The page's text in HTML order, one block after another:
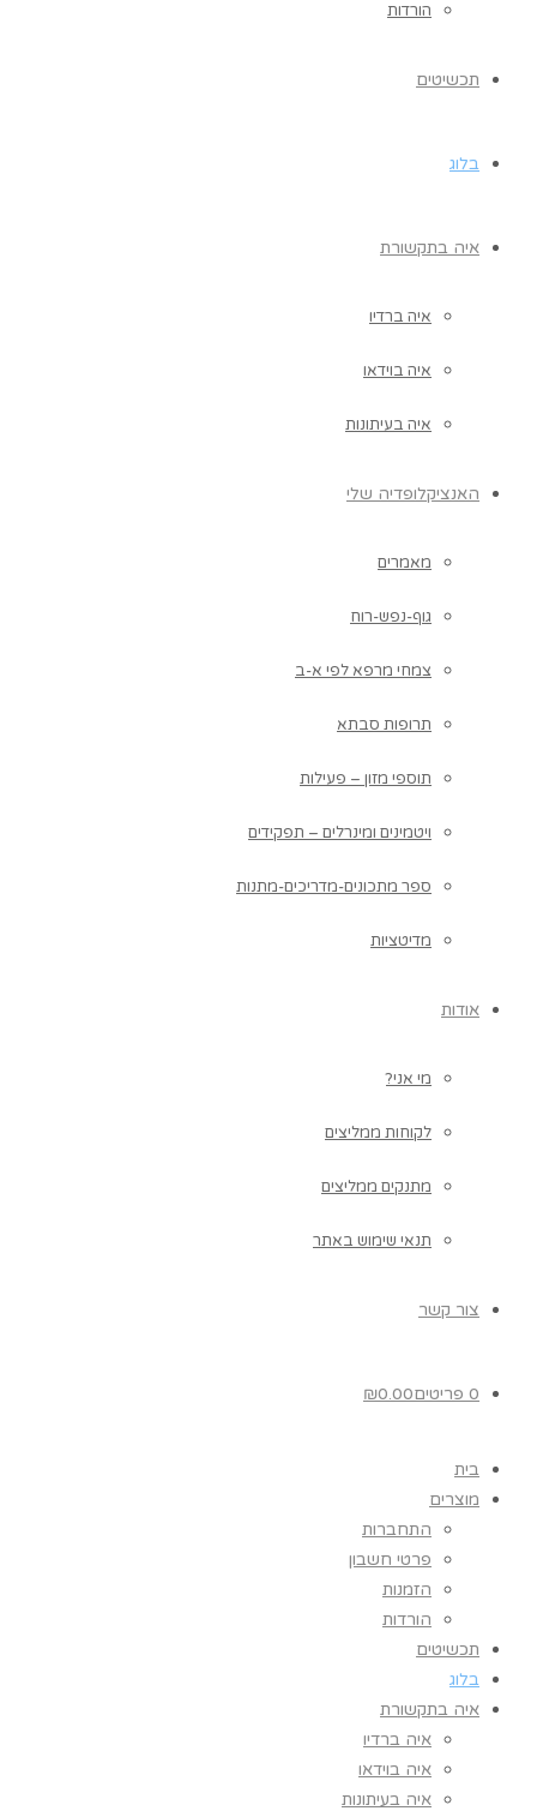
הורדות
תכשיטים
בלוג
איה בתקשורת
איה ברדיו
איה בוידאו
איה בעיתונות
האנציקלופדיה שלי
מאמרים
גוף-נפש-רוח
צמחי מרפא לפי א-ב
תרופות סבתא
תוספי מזון – פעילות
ויטמינים ומינרלים – תפקידים
ספר מתכונים-מדריכים-מתנות
מדיטציות
אודות
מי אני?
לקוחות ממליצים
מתנקים ממליצים
תנאי שימוש באתר
צור קשר
0 פריטים ₪0.00
בית
מוצרים
התחברות
פרטי חשבון
הזמנות
הורדות
תכשיטים
בלוג
איה בתקשורת
איה ברדיו
איה בוידאו
איה בעיתונות